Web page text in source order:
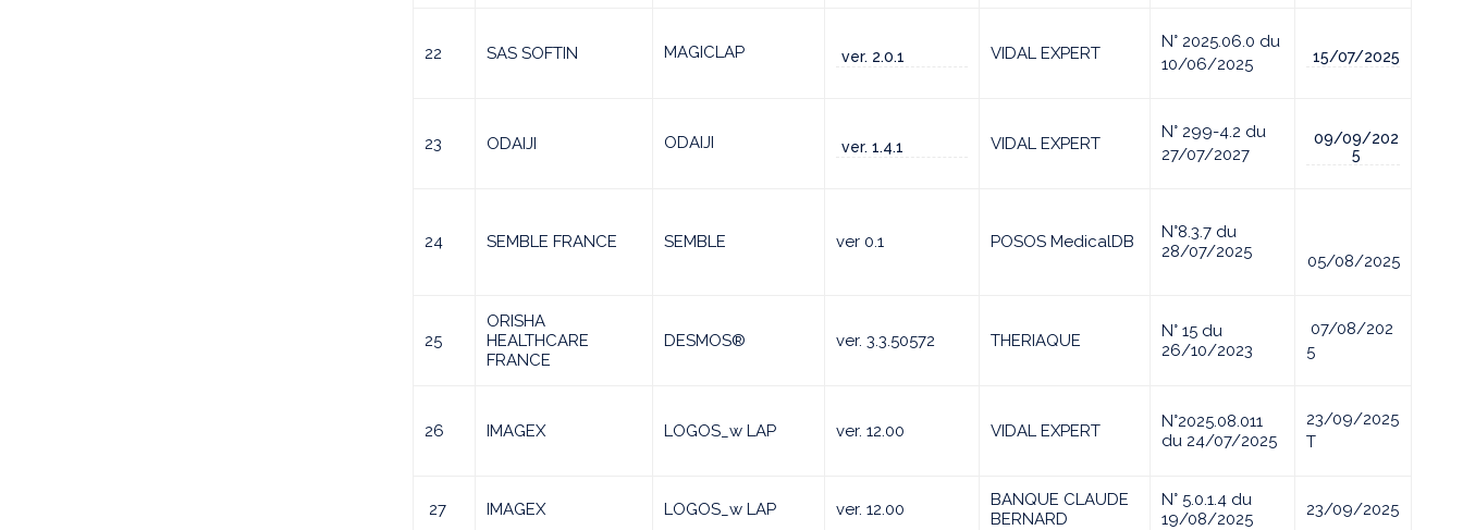
22 SAS SOFTIN MAGICLAP ver. 2.0.1 VIDAL EXPERT
N° 2025.06.0 du
10/06/2025
15/07/2025
23 ODAIJI ODAIJI ver. 1.4.1 VIDAL EXPERT
N° 299-4.2 du
27/07/2027
09/09/202
5
24 SEMBLE FRANCE SEMBLE ver 0.1 POSOS MedicalDB
N°8.3.7 du
28/07/2025
05/08/2025
25
ORISHA
HEALTHCARE
FRANCE
DESMOS® ver. 3.3.50572 THERIAQUE
N° 15 du
26/10/2023
07/08/202
5
26 IMAGEX LOGOS_w LAP ver. 12.00 VIDAL EXPERT
N°2025.08.011
du 24/07/2025
23/09/2025
T
27 IMAGEX LOGOS_w LAP ver. 12.00
BANQUE CLAUDE
BERNARD
N° 5.0.1.4 du
19/08/2025
23/09/2025